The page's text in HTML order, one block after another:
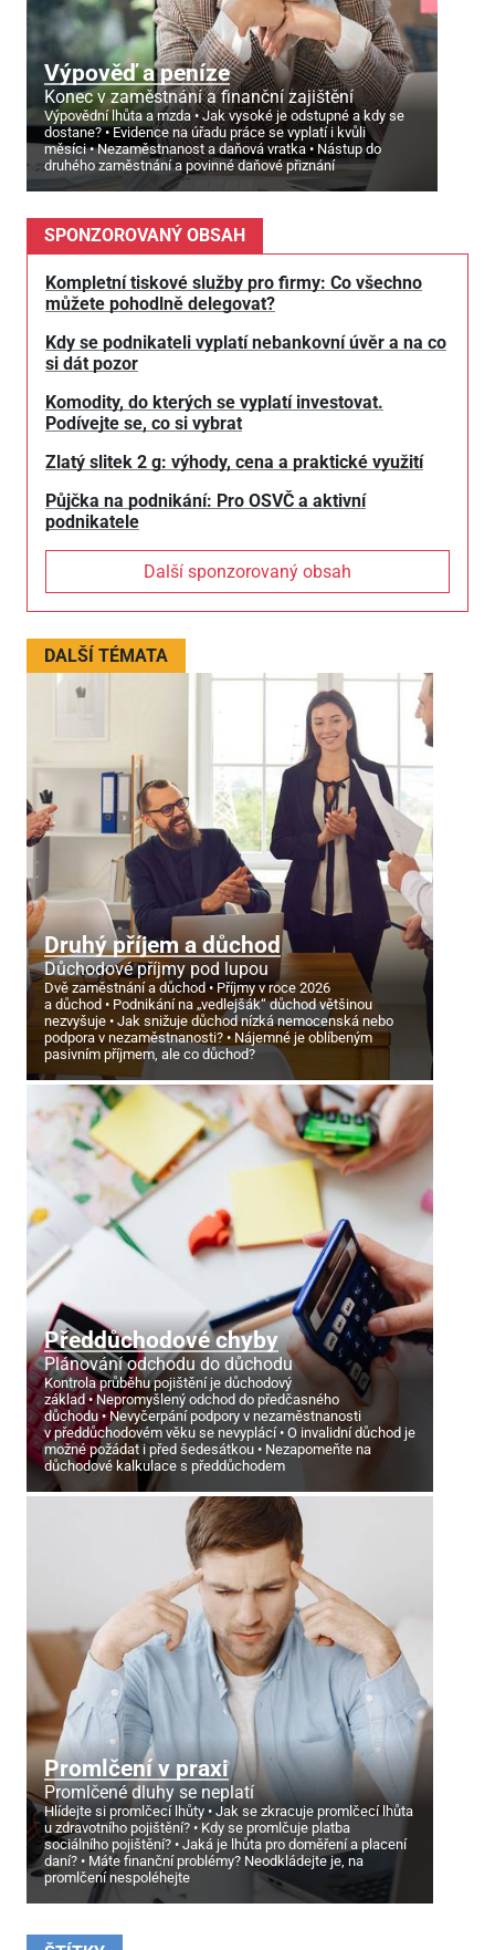
Výpověď a peníze
Konec v zaměstnání a finanční zajištění
Výpovědní lhůta a mzda
Jak vysoké je odstupné a kdy se
dostane?
Evidence na úřadu práce se vyplatí i kvůli
měsíci
Nezaměstnanost a daňová vratka
Nástup do
druhého zaměstnání a povinné daňové přiznání
SPONZOROVANÝ OBSAH
Kompletní tiskové služby pro firmy: Co všechno
můžete pohodlně delegovat?
Kdy se podnikateli vyplatí nebankovní úvěr a na co
si dát pozor
Komodity, do kterých se vyplatí investovat.
Podívejte se, co si vybrat
Zlatý slitek 2 g: výhody, cena a praktické využití
Půjčka na podnikání: Pro OSVČ a aktivní
podnikatele
Další sponzorovaný obsah
DALŠÍ TÉMATA
Druhý příjem a důchod
Důchodové příjmy pod lupou
Dvě zaměstnání a důchod
Příjmy v roce 2026
a důchod
Podnikání na „vedlejšák“ důchod většinou
nezvyšuje
Jak snižuje důchod nízká nemocenská nebo
podpora v nezaměstnanosti?
Nájemné je oblíbeným
pasivním příjmem, ale co důchod?
Předdůchodové chyby
Plánování odchodu do důchodu
Kontrola průběhu pojištění je důchodový
základ
Nepromyšlený odchod do předčasného
důchodu
Nevyčerpání podpory v nezaměstnanosti
v předdůchodovém věku se nevyplácí
O invalidní důchod je
možné požádat i před šedesátkou
Nezapomeňte na
důchodové kalkulace s předdůchodem
Promlčení v praxi
Promlčené dluhy se neplatí
Hlídejte si promlčecí lhůty
Jak se zkracuje promlčecí lhůta
u zdravotního pojištění?
Kdy se promlčuje platba
sociálního pojištění?
Jaká je lhůta pro doměření a placení
daní?
Máte finanční problémy? Neodkládejte je, na
promlčení nespoléhejte